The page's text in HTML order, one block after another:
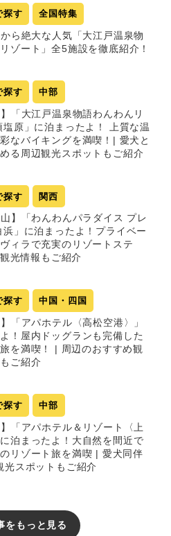
探す 全国特集
ら絶大な人気「大江戸温泉物
ゾート」全5施設を徹底紹介！
探す 中部
「大江戸温泉物語わんわんリ
塩原」に泊まったよ！ 上質な温
なバイキングを満喫！| 愛犬と
る周辺観光スポットもご紹介
探す 関西
山】「わんわんパラダイス プレ
浜」に泊まったよ！プライベー
ィラで充実のリゾートステ
光情報もご紹介
探す 中国・四国
「アパホテル〈高松空港〉」
！屋内ドッグランも完備した
を満喫！ | 周辺のおすすめ観
ご紹介
探す 中部
「アパホテル＆リゾート〈上
泊まったよ！大自然を間近で
リゾート旅を満喫 | 愛犬同伴
光スポットもご紹介
をもっと見る